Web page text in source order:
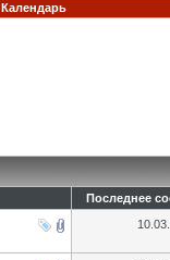
Календарь
Последнее